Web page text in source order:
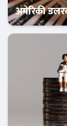
अमेरिकी